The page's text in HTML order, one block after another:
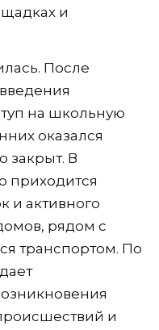
и
После
на школьную
оказался
закрыт. В
приходится
и активного
рядом с
транспортом. По
и